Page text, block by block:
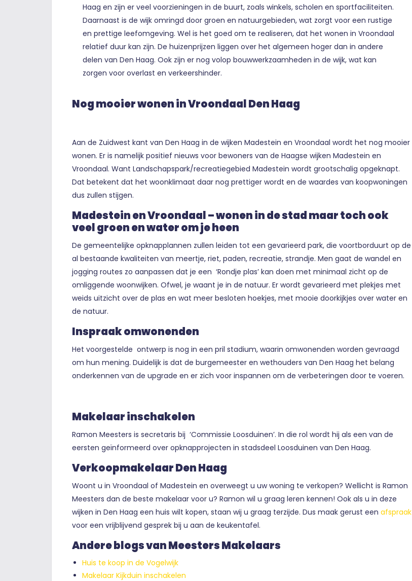
Haag en zijn er veel voorzieningen in de buurt, zoals winkels, scholen en sportfaciliteiten.
Daarnaast is de wijk omringd door groen en natuurgebieden, wat zorgt voor een rustige
en prettige leefomgeving. Wel is het goed om te realiseren, dat het wonen in Vroondaal
relatief duur kan zijn. De huizenprijzen liggen over het algemeen hoger dan in andere
delen van Den Haag. Ook zijn er nog volop bouwwerkzaamheden in de wijk, wat kan
zorgen voor overlast en verkeershinder.
Nog mooier wonen in Vroondaal Den Haag
Aan de Zuidwest kant van Den Haag in de wijken Madestein en Vroondaal wordt het nog mooier
wonen. Er is namelijk positief nieuws voor bewoners van de Haagse wijken Madestein en
Vroondaal. Want Landschapspark/recreatiegebied Madestein wordt grootschalig opgeknapt.
Dat betekent dat het woonklimaat daar nog prettiger wordt en de waardes van koopwoningen
dus zullen stijgen.
Madestein en Vroondaal – wonen in de stad maar toch ook
veel groen en water om je heen
De gemeentelijke opknapplannen zullen leiden tot een gevarieerd park, die voortborduurt op de
al bestaande kwaliteiten van meertje, riet, paden, recreatie, strandje. Men gaat de wandel en
jogging routes zo aanpassen dat je een ‘Rondje plas’ kan doen met minimaal zicht op de
omliggende woonwijken. Ofwel, je waant je in de natuur. Er wordt gevarieerd met plekjes met
weids uitzicht over de plas en wat meer besloten hoekjes, met mooie doorkijkjes over water en
de natuur.
Inspraak omwonenden
Het voorgestelde ontwerp is nog in een pril stadium, waarin omwonenden worden gevraagd
om hun mening. Duidelijk is dat de burgemeester en wethouders van Den Haag het belang
onderkennen van de upgrade en er zich voor inspannen om de verbeteringen door te voeren.
Makelaar inschakelen
Ramon Meesters is secretaris bij ‘Commissie Loosduinen’. In die rol wordt hij als een van de
eersten geïnformeerd over opknapprojecten in stadsdeel Loosduinen van Den Haag.
Verkoopmakelaar Den Haag
Woont u in Vroondaal of Madestein en overweegt u uw woning te verkopen? Wellicht is Ramon
Meesters dan de beste makelaar voor u? Ramon wil u graag leren kennen! Ook als u in deze
wijken in Den Haag een huis wilt kopen, staan wij u graag terzijde. Dus maak gerust een afspraak
voor een vrijblijvend gesprek bij u aan de keukentafel.
Andere blogs van Meesters Makelaars
Huis te koop in de Vogelwijk
Makelaar Kijkduin inschakelen